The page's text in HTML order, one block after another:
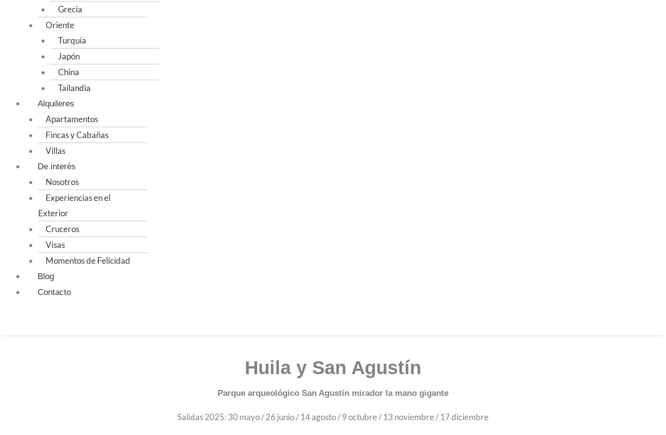
Grecia
Oriente
Turquía
Japón
China
Tailandia
Alquileres
Apartamentos
Fincas y Cabañas
Villas
De interés
Nosotros
Experiencias en el
Exterior
Cruceros
Visas
Momentos de Felicidad
Blog
Contacto
Huila y San Agustín
Parque arqueológico San Agustín mirador la mano gigante
Salidas 2025: 30 mayo / 26 junio / 14 agosto / 9 octubre / 13 noviembre / 17 diciembre